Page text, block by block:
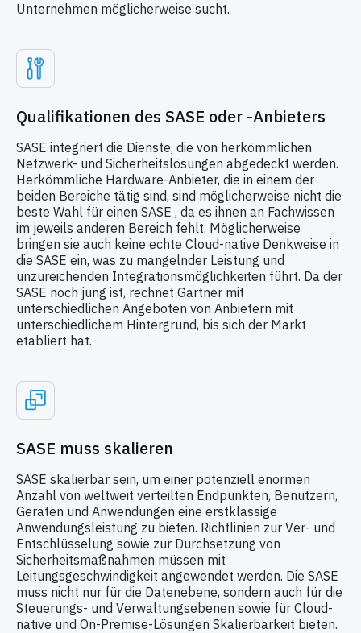
Unternehmen möglicherweise sucht.
Qualifikationen des SASE oder -Anbieters
SASE integriert die Dienste, die von herkömmlichen
Netzwerk- und Sicherheitslösungen abgedeckt werden.
Herkömmliche Hardware-Anbieter, die in einem der
beiden Bereiche tätig sind, sind möglicherweise nicht die
beste Wahl für einen SASE , da es ihnen an Fachwissen
im jeweils anderen Bereich fehlt. Möglicherweise
bringen sie auch keine echte Cloud-native Denkweise in
die SASE ein, was zu mangelnder Leistung und
unzureichenden Integrationsmöglichkeiten führt. Da der
SASE noch jung ist, rechnet Gartner mit
unterschiedlichen Angeboten von Anbietern mit
unterschiedlichem Hintergrund, bis sich der Markt
etabliert hat.
SASE muss skalieren
SASE skalierbar sein, um einer potenziell enormen
Anzahl von weltweit verteilten Endpunkten, Benutzern,
Geräten und Anwendungen eine erstklassige
Anwendungsleistung zu bieten. Richtlinien zur Ver- und
Entschlüsselung sowie zur Durchsetzung von
Sicherheitsmaßnahmen müssen mit
Leitungsgeschwindigkeit angewendet werden. Die SASE
muss nicht nur für die Datenebene, sondern auch für die
Steuerungs- und Verwaltungsebenen sowie für Cloud-
native und On-Premise-Lösungen Skalierbarkeit bieten.